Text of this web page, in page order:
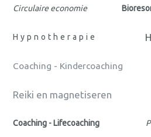
Circulaire economie
Hypnotherapie
Coaching - Kindercoaching
Reiki en magnetiseren
Coaching - Lifecoaching